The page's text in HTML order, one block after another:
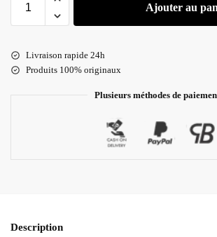
Ajouter au
Livraison rapide 24h
Produits 100% originaux
Plusieurs méthodes de
Description